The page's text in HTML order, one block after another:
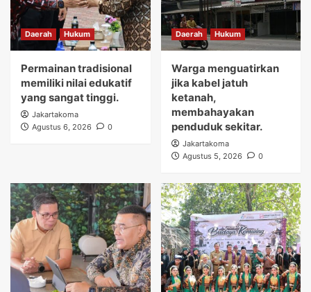
Daerah Hukum
Permainan tradisional
memiliki nilai edukatif
yang sangat tinggi.
Jakartakoma
Agustus 6, 2026
0
Daerah Hukum
Warga menguatirkan
jika kabel jatuh
ketanah,
membahayakan
penduduk sekitar.
Jakartakoma
Agustus 5, 2026
0